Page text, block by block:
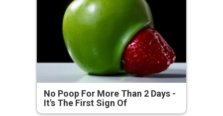
No Poop For More Than 2 Days -
It's The First Sign Of